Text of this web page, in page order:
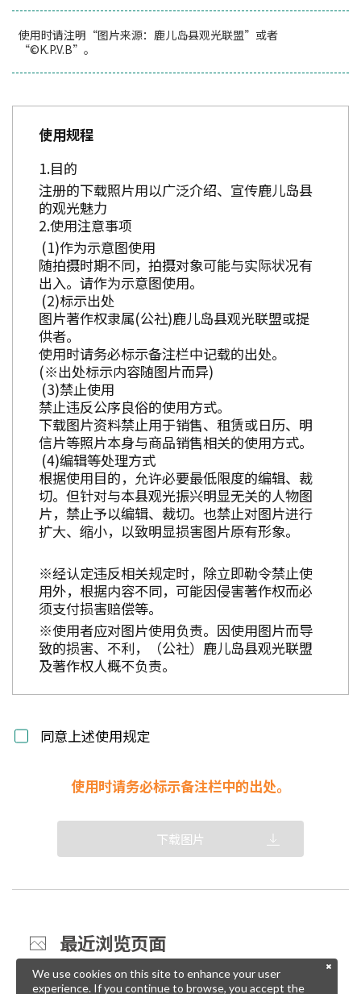
使用时请注明“图片来源：鹿儿岛县观光联盟”或者
“©K.P.V.B”。
使用规程
目的
注册的下载照片用以广泛介绍、宣传鹿儿岛县
的观光魅力
使用注意事项
作为示意图使用
随拍摄时期不同，拍摄对象可能与实际状况有
出入。请作为示意图使用。
标示出处
图片著作权隶属(公社)鹿儿岛县观光联盟或提
供者。
使用时请务必标示备注栏中记载的出处。
(※出处标示内容随图片而异)
禁止使用
禁止违反公序良俗的使用方式。
下载图片资料禁止用于销售、租赁或日历、明
信片等照片本身与商品销售相关的使用方式。
编辑等处理方式
根据使用目的，允许必要最低限度的编辑、裁
切。但针对与本县观光振兴明显无关的人物图
片，禁止予以编辑、裁切。也禁止对图片进行
扩大、缩小，以致明显损害图片原有形象。
※经认定违反相关规定时，除立即勒令禁止使
用外，根据内容不同，可能因侵害著作权而必
须支付损害赔偿等。
※使用者应对图片使用负责。因使用图片而导
致的损害、不利，（公社）鹿儿岛县观光联盟
及著作权人概不负责。
同意上述使用规定
使用时请务必标示备注栏中的出处。
下载图片
最近浏览页面
We use cookies on this site to enhance your user
experience. If you continue to browse, you accept the